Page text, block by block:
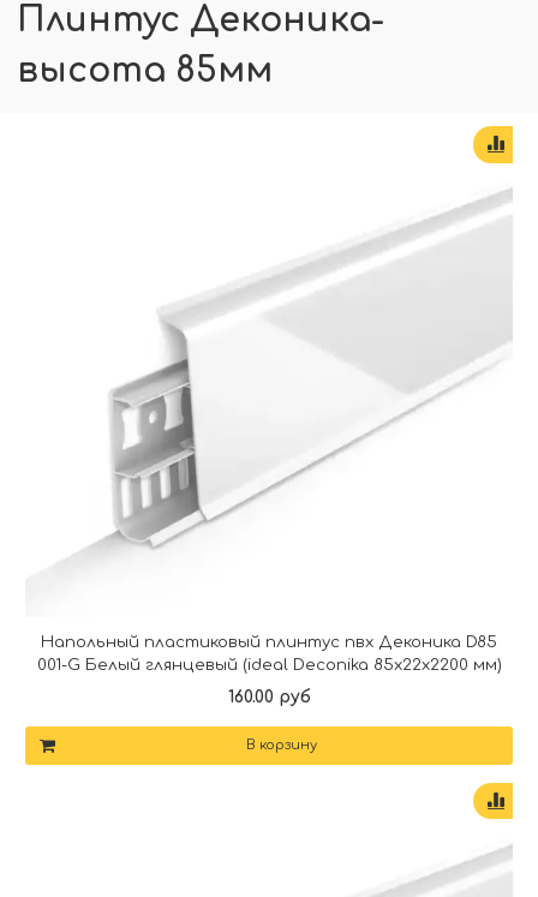
Плинтус Деконика-
высота 85мм
Напольный пластиковый плинтус пвх Деконика D85
001-G Белый глянцевый (ideal Deconika 85х22х2200 мм)
160.00 руб
В корзину